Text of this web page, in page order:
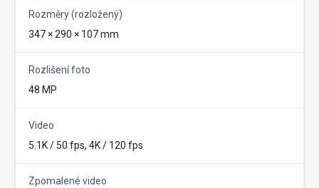
Rozměry (rozložený)
347 × 290 × 107 mm
Rozlišení foto
48 MP
Video
5.1K / 50 fps, 4K / 120 fps
Zpomalené video